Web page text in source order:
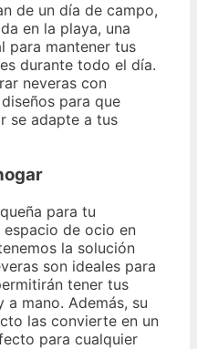
de un día de campo,
en la playa, una
para mantener tus
durante todo el día.
neveras con
para que
se adapte a tus
para tu
de ocio en
la solución
son ideales para
tener tus
a mano. Además, su
las convierte en un
para cualquier